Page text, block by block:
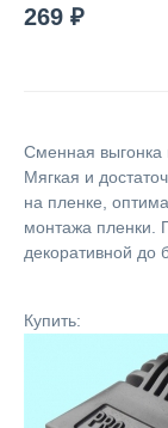
269 ₽
Сменная выгонка
Мягкая и
на пленке,
монтажа пленки.
декоративной до
Купить: